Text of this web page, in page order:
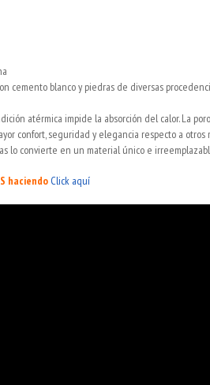
cemento blanco y piedras de diversas
atérmica impide la absorción del calor. La
confort, seguridad y elegancia respecto a otros
lo convierte en un material único e
haciendo Click aquí